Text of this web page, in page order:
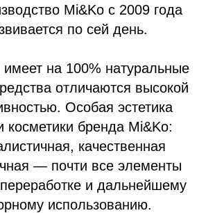
Mi&Ko с 2009 года
по сей день.
имеет на 100% натуральные
отличаются высокой
Особая эстетика
косметики бренда Mi&Ko:
качественная
— почти все элементы
и дальнейшему
использованию.